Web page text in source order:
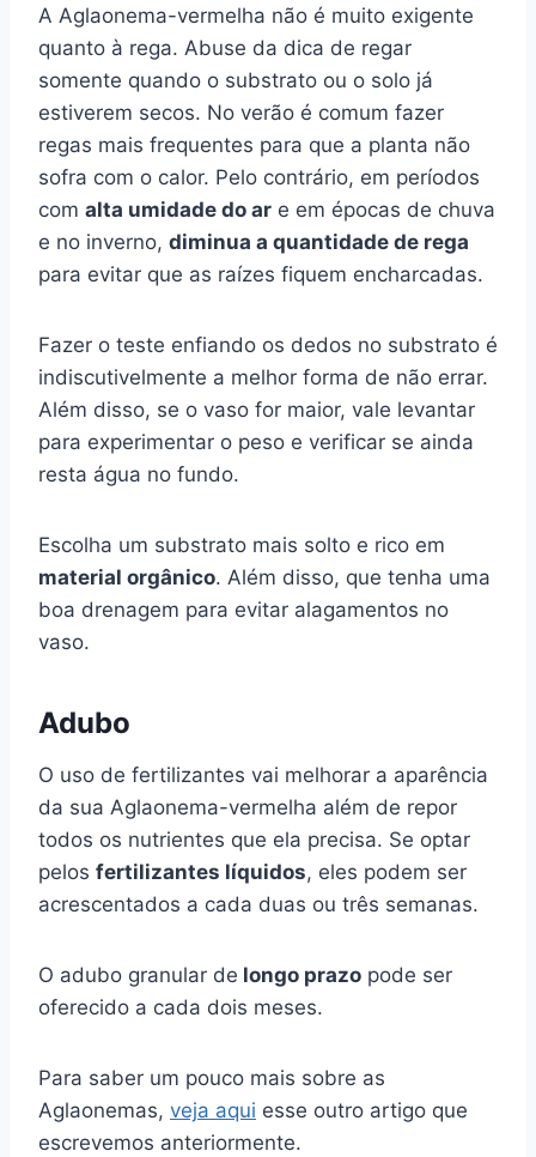
A Aglaonema-vermelha não é muito exigente
quanto à rega. Abuse da dica de regar
somente quando o substrato ou o solo já
estiverem secos. No verão é comum fazer
regas mais frequentes para que a planta não
sofra com o calor. Pelo contrário, em períodos
com alta umidade do ar e em épocas de chuva
e no inverno, diminua a quantidade de rega
para evitar que as raízes fiquem encharcadas.
Fazer o teste enfiando os dedos no substrato é
indiscutivelmente a melhor forma de não errar.
Além disso, se o vaso for maior, vale levantar
para experimentar o peso e verificar se ainda
resta água no fundo.
Escolha um substrato mais solto e rico em
material orgânico. Além disso, que tenha uma
boa drenagem para evitar alagamentos no
vaso.
Adubo
O uso de fertilizantes vai melhorar a aparência
da sua Aglaonema-vermelha além de repor
todos os nutrientes que ela precisa. Se optar
pelos fertilizantes líquidos, eles podem ser
acrescentados a cada duas ou três semanas.
O adubo granular de longo prazo pode ser
oferecido a cada dois meses.
Para saber um pouco mais sobre as
Aglaonemas, veja aqui esse outro artigo que
escrevemos anteriormente.